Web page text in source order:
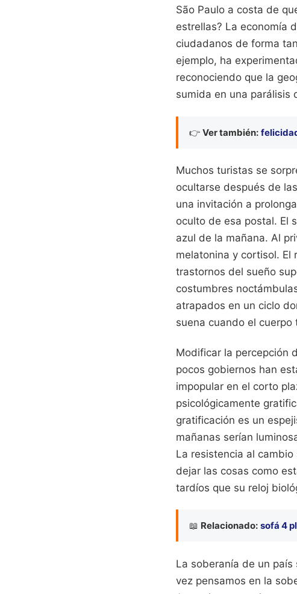
São Paulo a costa de
estrellas? La economía
ciudadanos de forma
ejemplo, ha
reconociendo que la
sumida en una parálisis
👉 Ver también:
Muchos turistas se
ocultarse después de
una invitación a
oculto de esa postal. El
azul de la mañana. Al
melatonina y cortisol.
trastornos del sueño
costumbres
atrapados en un ciclo
suena cuando el
Modificar la percepción
pocos gobiernos han
impopular en el corto
psicológicamente
gratificación es un
mañanas serían
La resistencia al
dejar las cosas como
tardíos que su reloj
📖 Relacionado: sofá 4
La soberanía de un
vez pensamos en la